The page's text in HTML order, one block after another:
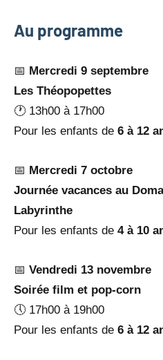
Au programme
📅 Mercredi 9 septembre
Les Théopopettes
🕐 13h00 à 17h00
Pour les enfants de 6 à 12
📅 Mercredi 7 octobre
Journée vacances au
Labyrinthe
Pour les enfants de 4 à 10
📅 Vendredi 13 novembre
Soirée film et pop-corn
🕔 17h00 à 19h00
Pour les enfants de 6 à 12